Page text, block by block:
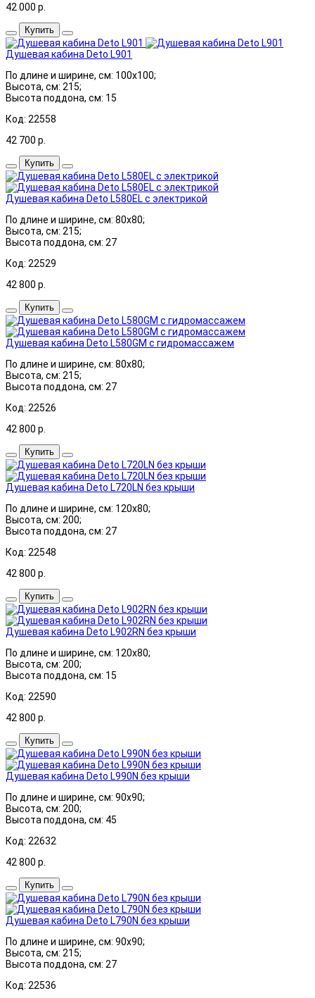
42 000 р.
Купить
Душевая кабина Deto L901
По длине и ширине, см: 100x100;
Высота, см: 215;
Высота поддона, см: 15
Код: 22558
42 700 р.
Купить
Душевая кабина Deto L580EL с электрикой
По длине и ширине, см: 80x80;
Высота, см: 215;
Высота поддона, см: 27
Код: 22529
42 800 р.
Купить
Душевая кабина Deto L580GM с гидромассажем
По длине и ширине, см: 80x80;
Высота, см: 215;
Высота поддона, см: 27
Код: 22526
42 800 р.
Купить
Душевая кабина Deto L720LN без крыши
По длине и ширине, см: 120x80;
Высота, см: 200;
Высота поддона, см: 27
Код: 22548
42 800 р.
Купить
Душевая кабина Deto L902RN без крыши
По длине и ширине, см: 120x80;
Высота, см: 200;
Высота поддона, см: 15
Код: 22590
42 800 р.
Купить
Душевая кабина Deto L990N без крыши
По длине и ширине, см: 90x90;
Высота, см: 200;
Высота поддона, см: 45
Код: 22632
42 800 р.
Купить
Душевая кабина Deto L790N без крыши
По длине и ширине, см: 90x90;
Высота, см: 215;
Высота поддона, см: 27
Код: 22536